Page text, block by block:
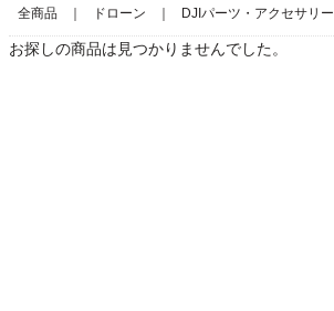
全商品 ドローン DJIパーツ・アクセサリー
お探しの商品は見つかりませんでした。